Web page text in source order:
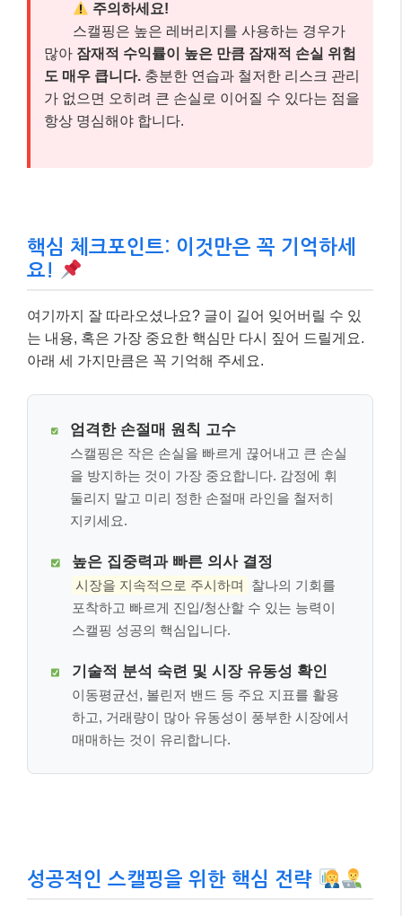
주의하세요!
스캘핑은 높은 레버리지를 사용하는 경우가
많아 잠재적 수익률이 높은 만큼 잠재적 손실 위험
도 매우 큽니다. 충분한 연습과 철저한 리스크 관리
가 없으면 오히려 큰 손실로 이어질 수 있다는 점을
항상 명심해야 합니다.
핵심 체크포인트: 이것만은 꼭 기억하세
요!
여기까지 잘 따라오셨나요? 글이 길어 잊어버릴 수 있
는 내용, 혹은 가장 중요한 핵심만 다시 짚어 드릴게요.
아래 세 가지만큼은 꼭 기억해 주세요.
엄격한 손절매 원칙 고수
스캘핑은 작은 손실을 빠르게 끊어내고 큰 손실
을 방지하는 것이 가장 중요합니다. 감정에 휘
둘리지 말고 미리 정한 손절매 라인을 철저히
지키세요.
높은 집중력과 빠른 의사 결정
시장을 지속적으로 주시하며
찰나의 기회를
포착하고 빠르게 진입/청산할 수 있는 능력이
스캘핑 성공의 핵심입니다.
기술적 분석 숙련 및 시장 유동성 확인
이동평균선, 볼린저 밴드 등 주요 지표를 활용
하고, 거래량이 많아 유동성이 풍부한 시장에서
매매하는 것이 유리합니다.
성공적인 스캘핑을 위한 핵심 전략